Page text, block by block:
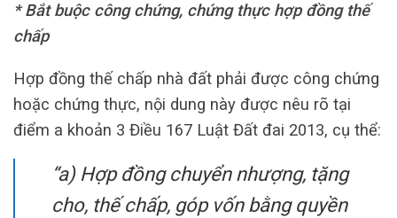
* Bắt buộc công chứng, chứng thực hợp đồng thế
chấp
Hợp đồng thế chấp nhà đất phải được công chứng
hoặc chứng thực, nội dung này được nêu rõ tại
điểm a khoản 3 Điều 167 Luật Đất đai 2013, cụ thể:
“a) Hợp đồng chuyển nhượng, tặng
cho, thế chấp, góp vốn bằng quyền